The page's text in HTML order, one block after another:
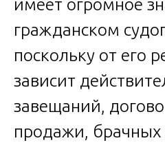
имеет огромное
гражданском
поскольку от его
зависит
завещаний,
продажи, брачных